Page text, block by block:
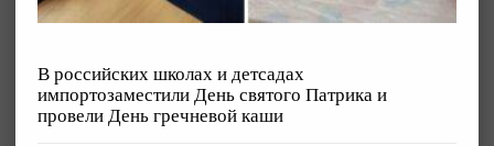
В российских школах и детсадах
импортозаместили День святого Патрика и
провели День гречневой каши